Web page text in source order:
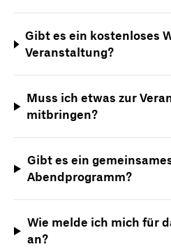
Gibt es ein kostenloses
Veranstaltung?
Muss ich etwas zur
mitbringen?
Gibt es ein
Abendprogramm?
Wie melde ich mich für
an?